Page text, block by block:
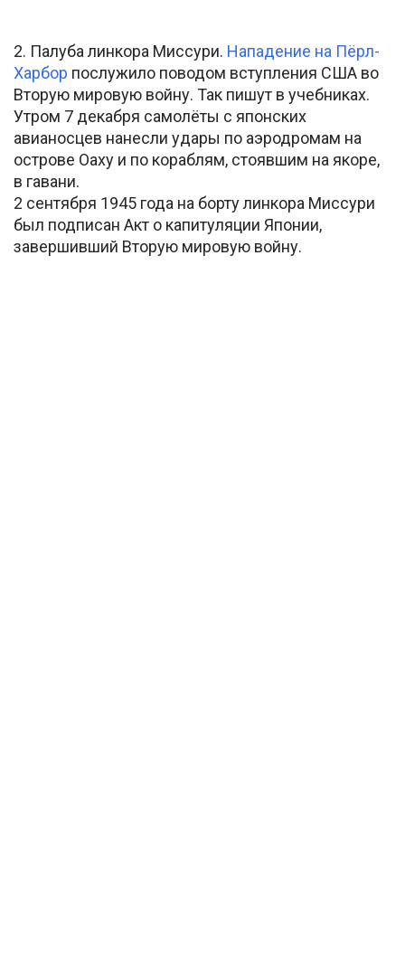
2. Палуба линкора Миссури. Нападение на Пёрл-
Харбор послужило поводом вступления США во
Вторую мировую войну. Так пишут в учебниках.
Утром 7 декабря самолёты с японских
авианосцев нанесли удары по аэродромам на
острове Оаху и по кораблям, стоявшим на якоре,
в гавани.
2 сентября 1945 года на борту линкора Миссури
был подписан Акт о капитуляции Японии,
завершивший Вторую мировую войну.